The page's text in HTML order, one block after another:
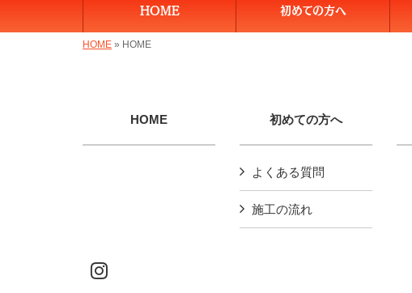
HOME 初めての方へ
HOME » HOME
HOME 初めての方へ
よくある質問
施工の流れ